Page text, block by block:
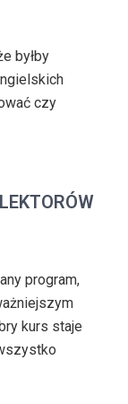
byłby
czy
program,
kurs staje